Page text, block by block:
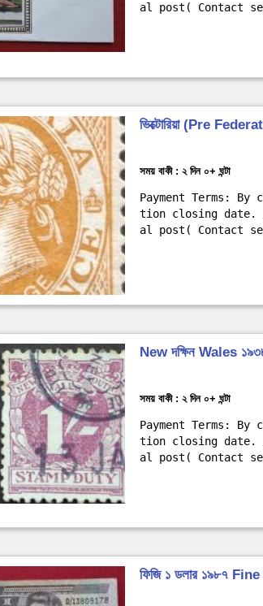
al post( Contact
ভিক্টোরিয়া (Pre
সময় বাকী : ২ দিন ০+ ঘন্টা
Payment Terms:
tion closing date.
al post( Contact
New দক্ষিন Wales
সময় বাকী : ২ দিন ০+ ঘন্টা
Payment Terms:
tion closing date.
al post( Contact
ফিজি ১ ডলার ১৯৮৭